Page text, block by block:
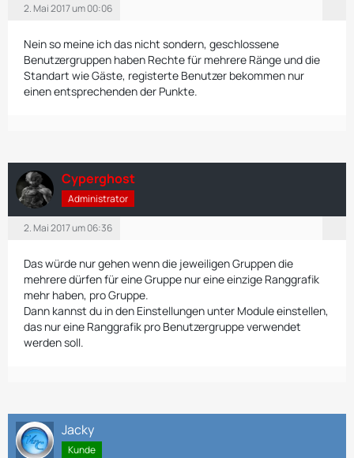
2. Mai 2017 um 00:06
Nein so meine ich das nicht sondern, geschlossene
Benutzergruppen haben Rechte für mehrere Ränge und die
Standart wie Gäste, registerte Benutzer bekommen nur
einen entsprechenden der Punkte.
Cyperghost
Administrator
2. Mai 2017 um 06:36
Das würde nur gehen wenn die jeweiligen Gruppen die
mehrere dürfen für eine Gruppe nur eine einzige Ranggrafik
mehr haben, pro Gruppe.
Dann kannst du in den Einstellungen unter Module einstellen,
das nur eine Ranggrafik pro Benutzergruppe verwendet
werden soll.
Jacky
Kunde